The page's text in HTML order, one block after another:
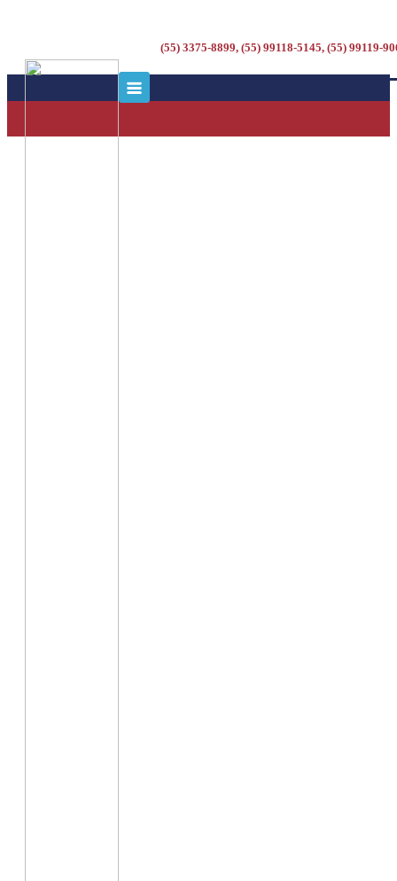
(55) 3375-8899, (55) 99118-5145, (55) 99119-